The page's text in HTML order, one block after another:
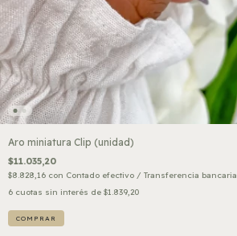
Aro miniatura Clip (unidad)
$11.035,20
$8.828,16 con Contado efectivo / Transferencia bancaria
6 cuotas sin interés de $1.839,20